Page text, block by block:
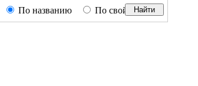
По названию По свойствам
Найти